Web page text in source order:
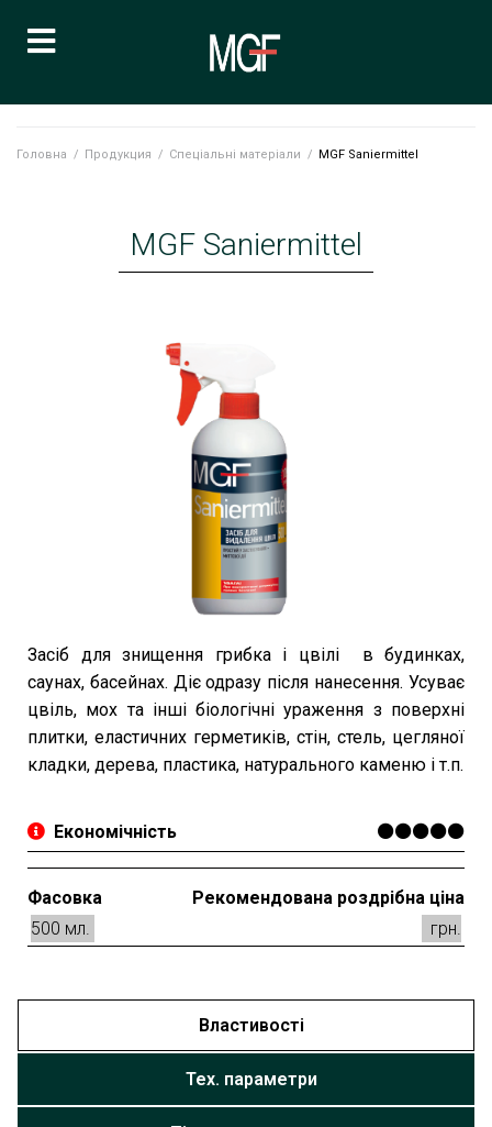
Головна / Продукция / Спеціальні матеріали / MGF Saniermittel
MGF Saniermittel
Засіб для знищення грибка і цвілі в будинках,
саунах, басейнах. Діє одразу після нанесення. Усуває
цвіль, мох та інші біологічні ураження з поверхні
плитки, еластичних герметиків, стін, стель, цегляної
кладки, дерева, пластика, натурального каменю і т.п.
Економічність
Фасовка
Рекомендована роздрібна ціна
500 мл.
грн.
Властивості
Тех. параметри